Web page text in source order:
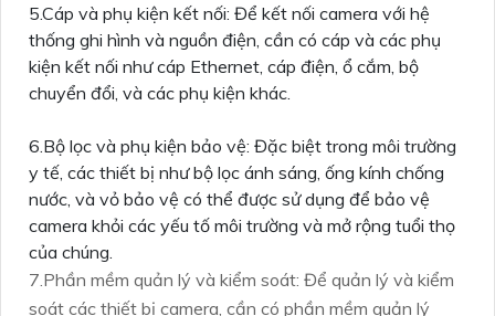
5.Cáp và phụ kiện kết nối: Để kết nối camera với hệ
thống ghi hình và nguồn điện, cần có cáp và các phụ
kiện kết nối như cáp Ethernet, cáp điện, ổ cắm, bộ
chuyển đổi, và các phụ kiện khác.
6.Bộ lọc và phụ kiện bảo vệ: Đặc biệt trong môi trường
y tế, các thiết bị như bộ lọc ánh sáng, ống kính chống
nước, và vỏ bảo vệ có thể được sử dụng để bảo vệ
camera khỏi các yếu tố môi trường và mở rộng tuổi thọ
của chúng.
7.Phần mềm quản lý và kiểm soát: Để quản lý và kiểm
soát các thiết bị camera, cần có phần mềm quản lý